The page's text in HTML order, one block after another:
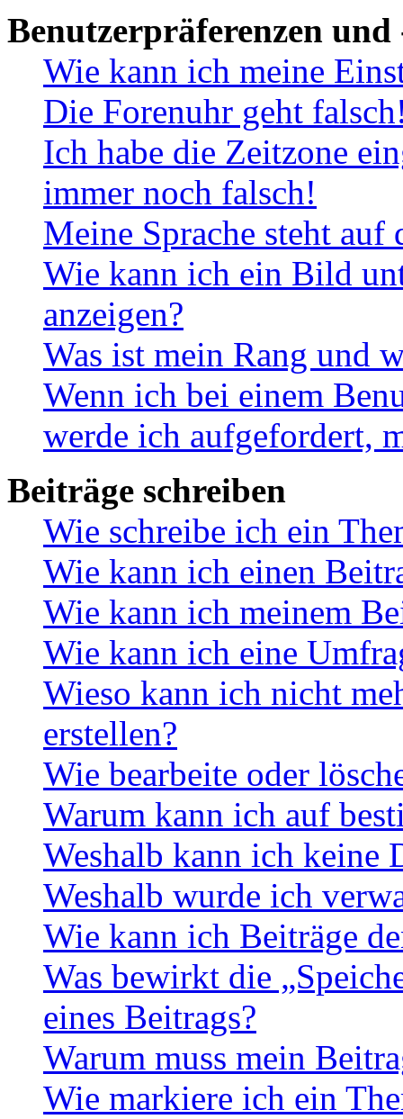
Benutzerpräferenzen und
Wie kann ich meine
Die Forenuhr geht
Ich habe die Zeitzone
immer noch falsch!
Meine Sprache steht
Wie kann ich ein Bild
anzeigen?
Was ist mein Rang und
Wenn ich bei einem
werde ich aufgefordert,
Beiträge schreiben
Wie schreibe ich ein
Wie kann ich einen
Wie kann ich meinem
Wie kann ich eine
Wieso kann ich nicht
erstellen?
Wie bearbeite oder
Warum kann ich auf
Weshalb kann ich keine
Weshalb wurde ich
Wie kann ich Beiträge
Was bewirkt die
eines Beitrags?
Warum muss mein
Wie markiere ich ein